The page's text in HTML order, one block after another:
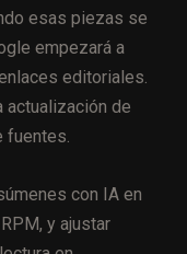
esas piezas se
empezará a
editoriales.
actualización de
fuentes.
con IA en
y ajustar